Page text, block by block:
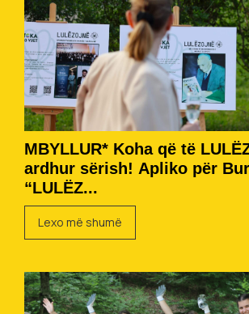
MBYLLUR* Koha që të
ardhur sërish! Apliko për
“LULËZ...
Lexo më shumë